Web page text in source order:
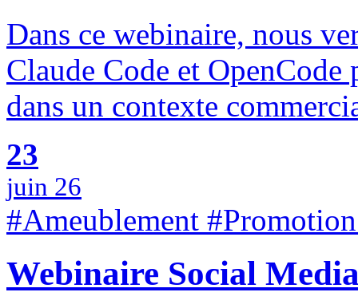
Dans ce webinaire, nous
Claude Code et
dans un contexte
23
juin 26
#Ameublement
Webinaire Social